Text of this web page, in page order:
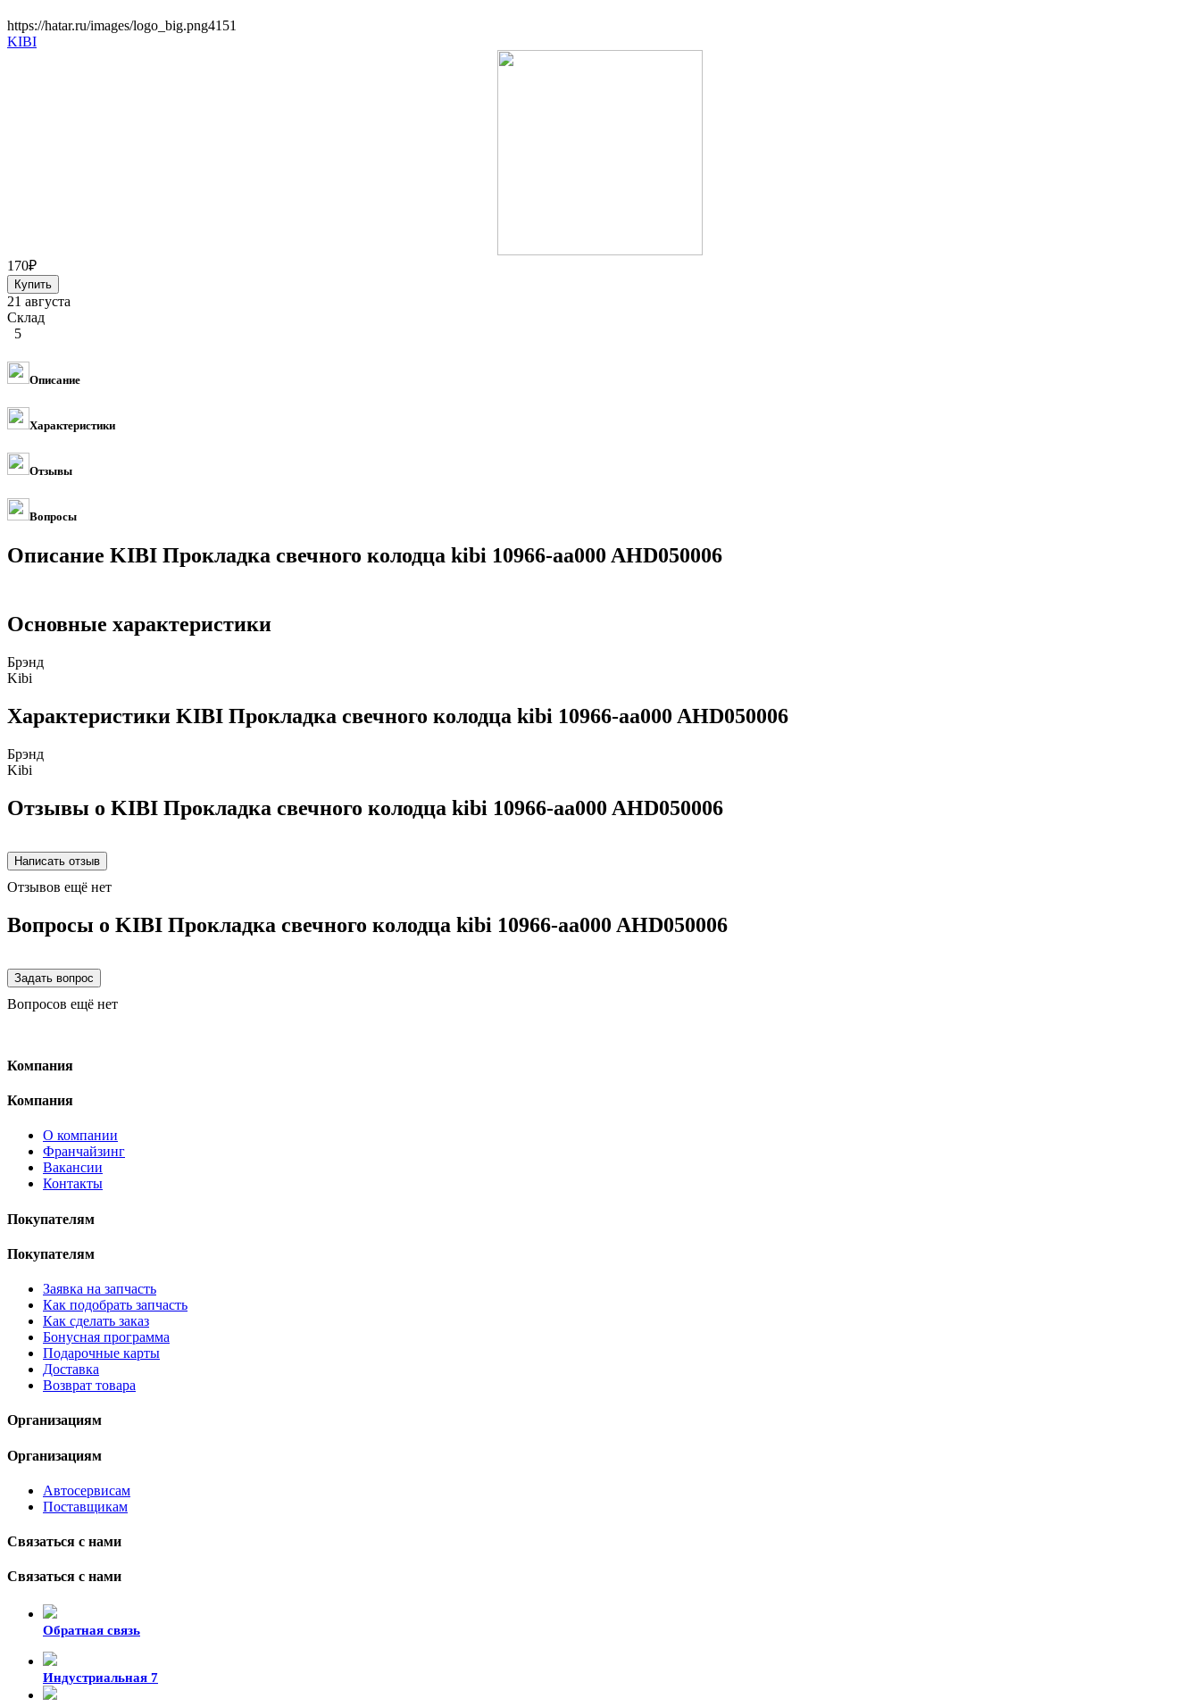
https://hatar.ru/images/logo_big.png41 51
KIBI
170₽
21 августа
Склад
5
Описание
Характеристики
Отзывы
Вопросы
Описание KIBI Прокладка свечного колодца kibi 10966-aa000 AHD050006
Основные характеристики
Брэнд
Kibi
Характеристики KIBI Прокладка свечного колодца kibi 10966-aa000 AHD050006
Брэнд
Kibi
Отзывы о KIBI Прокладка свечного колодца kibi 10966-aa000 AHD050006
Отзывов ещё нет
Вопросы о KIBI Прокладка свечного колодца kibi 10966-aa000 AHD050006
Вопросов ещё нет
Компания
Компания
О компании
Франчайзинг
Вакансии
Контакты
Покупателям
Покупателям
Заявка на запчасть
Как подобрать запчасть
Как сделать заказ
Бонусная программа
Подарочные карты
Доставка
Возврат товара
Организациям
Организациям
Автосервисам
Поставщикам
Связаться с нами
Связаться с нами
Обратная связь
Индустриальная 7